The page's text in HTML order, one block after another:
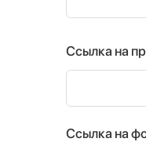
Ссылка на
Ссылка на